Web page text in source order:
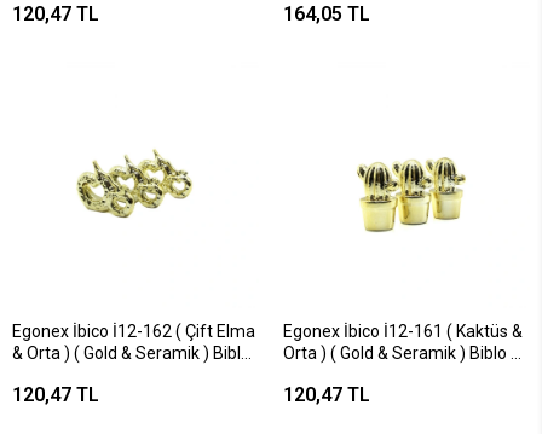
Eşyası*6x16
120,47 TL
Eşyası*6x12
164,05 TL
Egonex İbico İ12-162 ( Çift Elma
& Orta ) ( Gold & Seramik ) Biblo
120,47 TL
Egonex İbico İ12-161 ( Kaktüs &
Orta ) ( Gold & Seramik ) Biblo &
120,47 TL